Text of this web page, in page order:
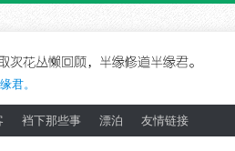
君。
裆下那些事 漂泊 友情链接